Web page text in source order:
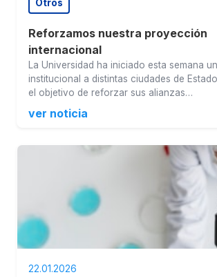
Otros
Reforzamos nuestra proyección
internacional
La Universidad ha iniciado esta semana
institucional a distintas ciudades de
el objetivo de reforzar sus alianzas…
ver noticia
22.01.2026